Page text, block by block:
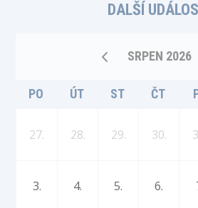
DALŠÍ
SRPEN 2026
PO ÚT ST ČT
27. 28. 29. 30.
3. 4. 5. 6.